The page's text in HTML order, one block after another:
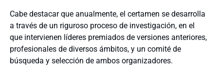
Cabe destacar que anualmente, el certamen se desarrolla
a través de un riguroso proceso de investigación, en el
que intervienen líderes premiados de versiones anteriores,
profesionales de diversos ámbitos, y un comité de
búsqueda y selección de ambos organizadores.